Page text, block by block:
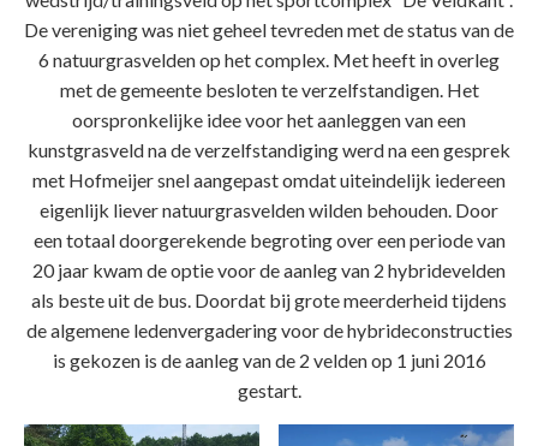
De vereniging was niet geheel tevreden met de status van de
6 natuurgrasvelden op het complex. Met heeft in overleg
met de gemeente besloten te verzelfstandigen. Het
oorspronkelijke idee voor het aanleggen van een
kunstgrasveld na de verzelfstandiging werd na een gesprek
met Hofmeijer snel aangepast omdat uiteindelijk iedereen
eigenlijk liever natuurgrasvelden wilden behouden. Door
een totaal doorgerekende begroting over een periode van
20 jaar kwam de optie voor de aanleg van 2 hybridevelden
als beste uit de bus. Doordat bij grote meerderheid tijdens
de algemene ledenvergadering voor de hybrideconstructies
is gekozen is de aanleg van de 2 velden op 1 juni 2016
gestart.